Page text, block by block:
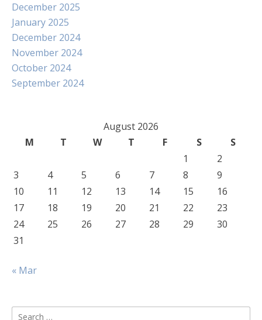
December 2025
January 2025
December 2024
November 2024
October 2024
September 2024
August 2026
M
T W T F S
S
1
2
3
4 5 6 7 8
9
10
11 12 13 14 15
16
17
18 19 20 21 22
23
24
25 26 27 28 29
30
31
« Mar
Search